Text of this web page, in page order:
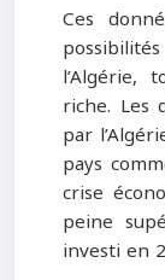
Ces
l’Algérie,
riche. Les
par
pays
crise
peine
investi en